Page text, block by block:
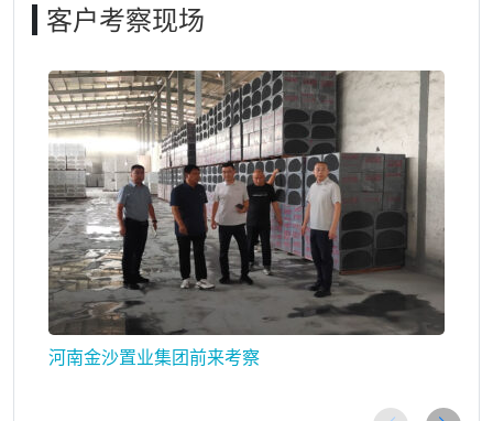
客户考察现场
河南金沙置业集团前来考察